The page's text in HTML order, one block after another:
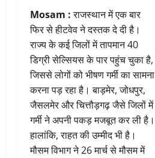
Mosam :राजस्थान में एक बार
फिर से हीटवेव ने दस्तक दे दी है।
राज्य के कई जिलों में तापमान 40
डिग्री सेल्सियस के पार पहुंच चुका है,
जिससे लोगों को भीषण गर्मी का सामना
करना पड़ रहा है। बाड़मेर, जोधपुर,
जैसलमेर और चित्तौड़गढ़ जैसे जिलों में
गर्मी ने अपनी पकड़ मजबूत कर ली है।
हालांकि, राहत की उम्मीद भी है।
मौसम विभाग ने 26 मार्च से मौसम में